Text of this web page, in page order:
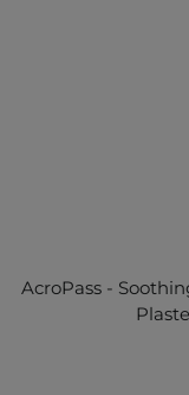
AcroPass -